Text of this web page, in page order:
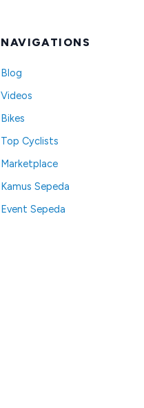
NAVIGATIONS
Blog
Videos
Bikes
Top Cyclists
Marketplace
Kamus Sepeda
Event Sepeda